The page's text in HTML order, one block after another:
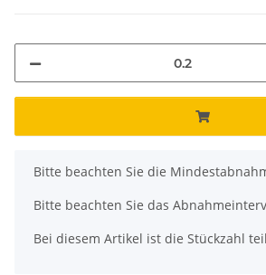
x
Bitte beachten Sie die
Bitte beachten Sie das
Bei diesem Artikel ist die Stückzahl